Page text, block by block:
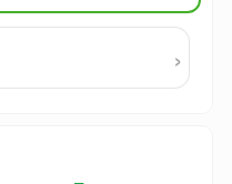
›